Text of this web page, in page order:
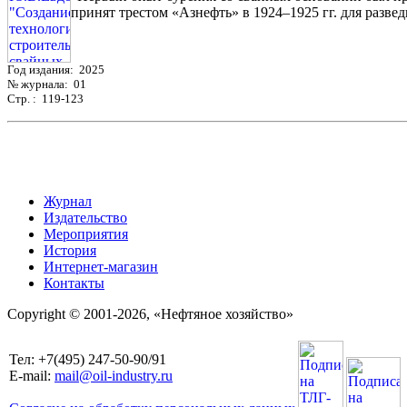
принят трестом «Азнефть» в 1924–1925 гг. для
Год издания: 2025
№ журнала: 01
Стр. : 119-123
Журнал
Издательство
Мероприятия
История
Интернет-магазин
Контакты
Copyright © 2001-2026, «Нефтяное хозяйство»
Тел: +7(495) 247-50-90/91
E-mail: mail@oil-industry.ru